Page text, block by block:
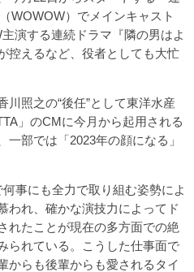
WOWOW）でメインキャスト
演する連続ドラマ『隣の男はよ
控えるなど、役者としても大忙
照之の“後任”として東洋水産
」のCMに今月から起用される
部では「2023年の顔になる」
事にも全力で取り組む姿勢によ
われ、確かな演技力によってド
れたことが現在の多方面での絶
られている。こうした仕事面で
からも後輩からも愛されるタイ